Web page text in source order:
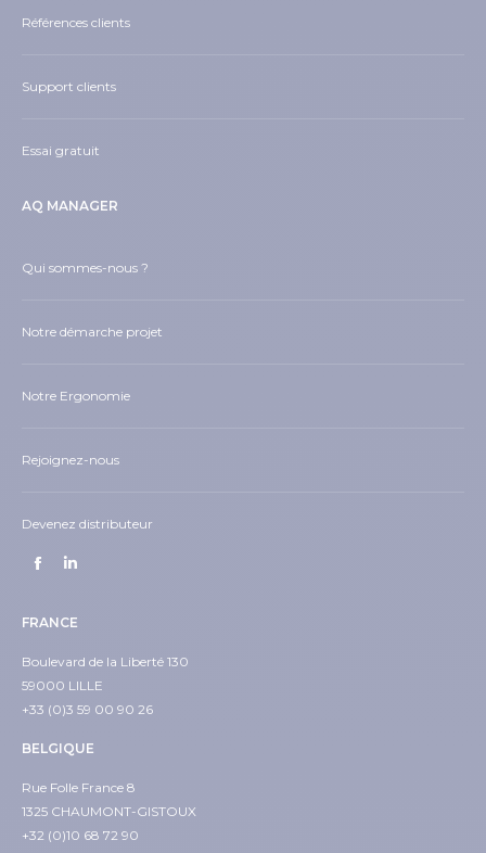
Références clients
Support clients
Essai gratuit
AQ MANAGER
Qui sommes-nous ?
Notre démarche projet
Notre Ergonomie
Rejoignez-nous
Devenez distributeur
Trouvez nous sur :
in
new
window
in
new
window
FRANCE
Boulevard de la Liberté 130
59000 LILLE
+33 (0)3 59 00 90 26
BELGIQUE
Rue Folle France 8
1325 CHAUMONT-GISTOUX
+32 (0)10 68 72 90